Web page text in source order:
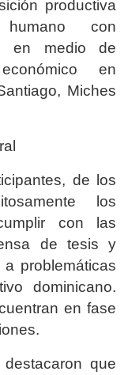
productiva
con
en medio de
en
Miches
de los
los
con las
de tesis y
problemáticas
dominicano.
en fase
que